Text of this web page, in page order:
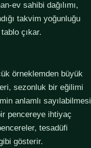
ev sahibi dağılımı,
takvim yoğunluğu
çıkar.
örneklemden büyük
sezonluk bir eğilimi
anlamlı sayılabilmesi
pencereye ihtiyaç
tesadüfi
gösterir.